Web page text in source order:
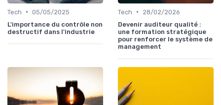
Tech • 05/05/2025
L'importance du contrôle non
destructif dans l'industrie
Tech •
28/02/2026
Devenir auditeur qualité :
une formation stratégique
pour renforcer le système de
management